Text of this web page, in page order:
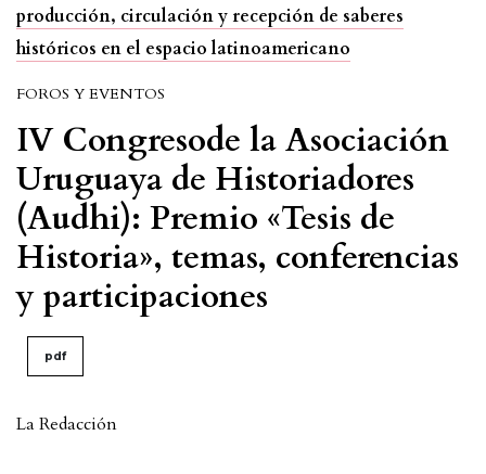
producción, circulación y recepción de saberes
históricos en el espacio latinoamericano
FOROS Y EVENTOS
IV Congresode la Asociación
Uruguaya de Historiadores
(Audhi): Premio «Tesis de
Historia», temas, conferencias
y participaciones
pdf
La Redacción